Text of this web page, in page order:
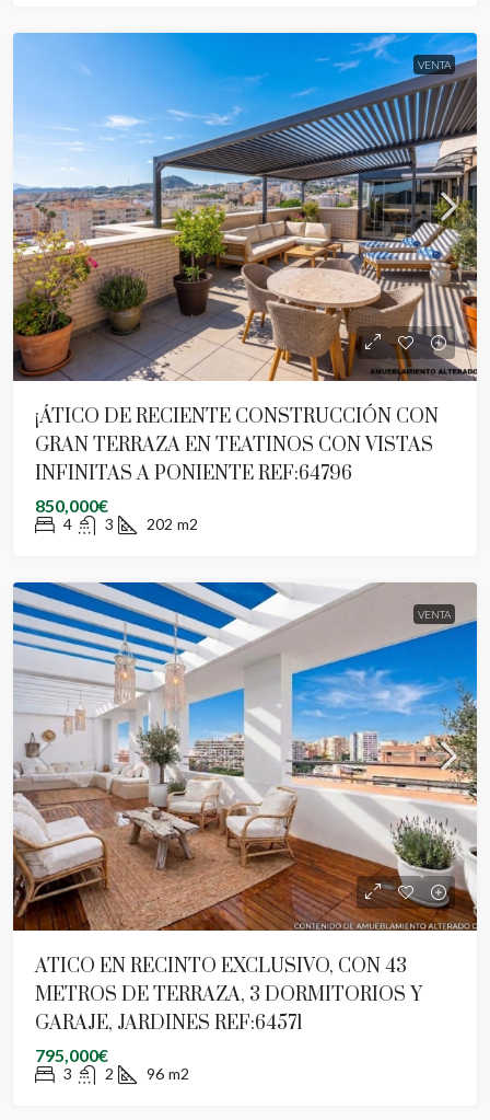
VENTA
¡ÁTICO DE RECIENTE CONSTRUCCIÓN CON
GRAN TERRAZA EN TEATINOS CON VISTAS
INFINITAS A PONIENTE REF:64796
850,000€
4 3 202 m2
VENTA
ATICO EN RECINTO EXCLUSIVO, CON 43
METROS DE TERRAZA, 3 DORMITORIOS Y
GARAJE, JARDINES REF:64571
795,000€
3 2 96 m2